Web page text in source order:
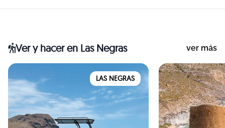
Ver y haceren Las Negras ver más
LAS NEGRAS